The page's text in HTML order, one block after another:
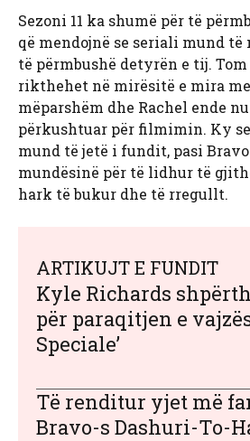
Sezoni 11 ka shumë për të
që mendojnë se seriali mund të
të përmbushë detyrën e tij.
rikthehet në mirësitë e mira
mëparshëm dhe Rachel ende
përkushtuar për filmimin. Ky
mund të jetë i fundit, pasi
mundësinë për të lidhur të
hark të bukur dhe të rregullt.
ARTIKUJT E FUNDIT
Kyle Richards
për paraqitjen e
Speciale’
Të renditur yjet më
Bravo-s Dashuri-To-